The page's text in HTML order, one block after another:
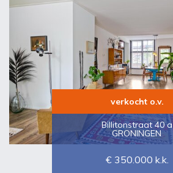
verkocht o.v.
Billitonstraat 40 a
GRONINGEN
€ 350.000 k.k.